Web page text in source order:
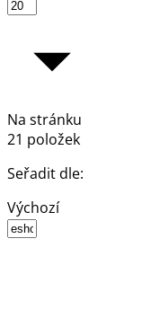
Na stránku
21 položek
Seřadit dle:
Výchozí